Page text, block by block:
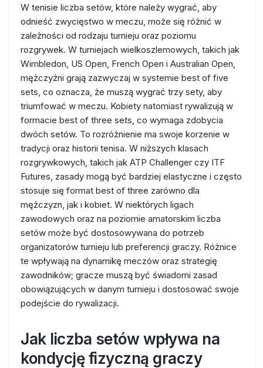
W tenisie liczba setów, które należy wygrać, aby
odnieść zwycięstwo w meczu, może się różnić w
zależności od rodzaju turnieju oraz poziomu
rozgrywek. W turniejach wielkoszlemowych, takich jak
Wimbledon, US Open, French Open i Australian Open,
mężczyźni grają zazwyczaj w systemie best of five
sets, co oznacza, że muszą wygrać trzy sety, aby
triumfować w meczu. Kobiety natomiast rywalizują w
formacie best of three sets, co wymaga zdobycia
dwóch setów. To rozróżnienie ma swoje korzenie w
tradycji oraz historii tenisa. W niższych klasach
rozgrywkowych, takich jak ATP Challenger czy ITF
Futures, zasady mogą być bardziej elastyczne i często
stosuje się format best of three zarówno dla
mężczyzn, jak i kobiet. W niektórych ligach
zawodowych oraz na poziomie amatorskim liczba
setów może być dostosowywana do potrzeb
organizatorów turnieju lub preferencji graczy. Różnice
te wpływają na dynamikę meczów oraz strategię
zawodników; gracze muszą być świadomi zasad
obowiązujących w danym turnieju i dostosować swoje
podejście do rywalizacji.
Jak liczba setów wpływa na
kondycję fizyczną graczy